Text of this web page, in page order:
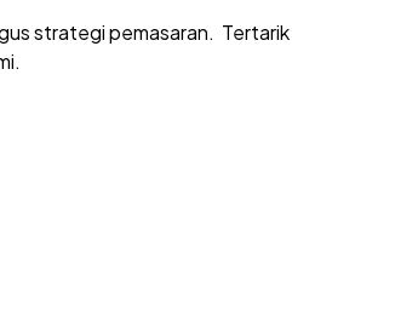
strategi pemasaran. Tertarik